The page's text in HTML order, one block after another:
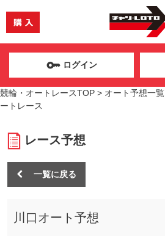
ログイン
競輪・オートレースTOP > オート予想一覧
ートレース
レース予想
一覧に戻る
川口オート予想